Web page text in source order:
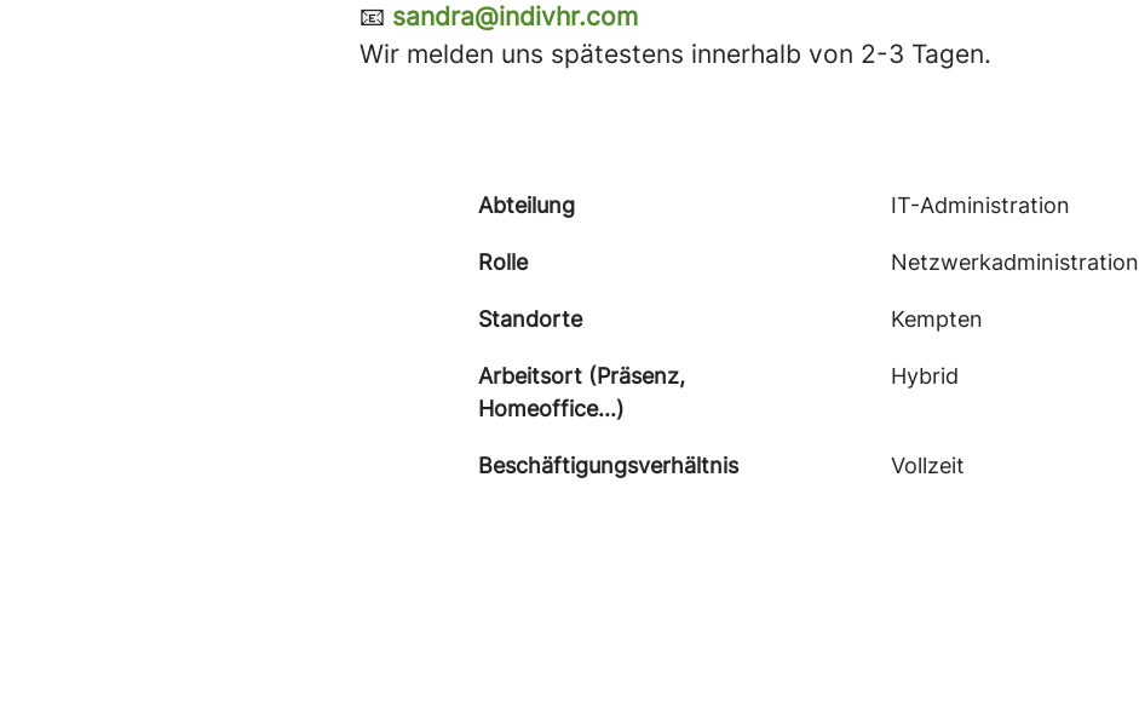
📧 sandra@indivhr.com
Wir melden uns spätestens innerhalb von 2-3 Tagen.
Abteilung IT-Administration
Rolle Netzwerkadministration
Standorte Kempten
Arbeitsort (Präsenz,
Homeoffice...)
Hybrid
Beschäftigungsverhältnis Vollzeit